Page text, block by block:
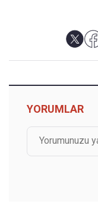
YORUMLAR